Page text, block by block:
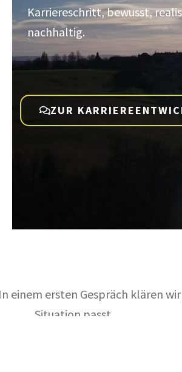
Karriereschritt, bewusst,
nachhaltig.
ZUR
ersten Gespräch klären
Situation passt.